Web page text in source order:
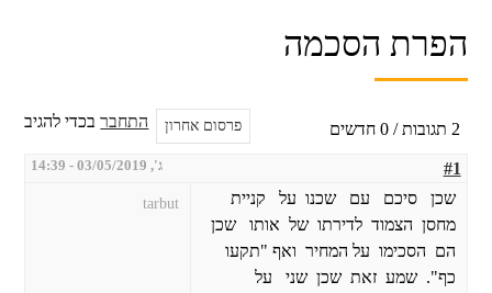
הפרת הסכמה
2 תגובות / 0 חדשים התחברבכדי להגיב פרסום אחרון
ג', 03/05/2019 - 14:39 #1
tarbut
שכן סיכם עם שכנו על קניית
מחסן הצמוד לדירתו של אותו שכן
הם הסכימו על המחיר ואף "תקעו
כף". שמע זאת שכן שני על